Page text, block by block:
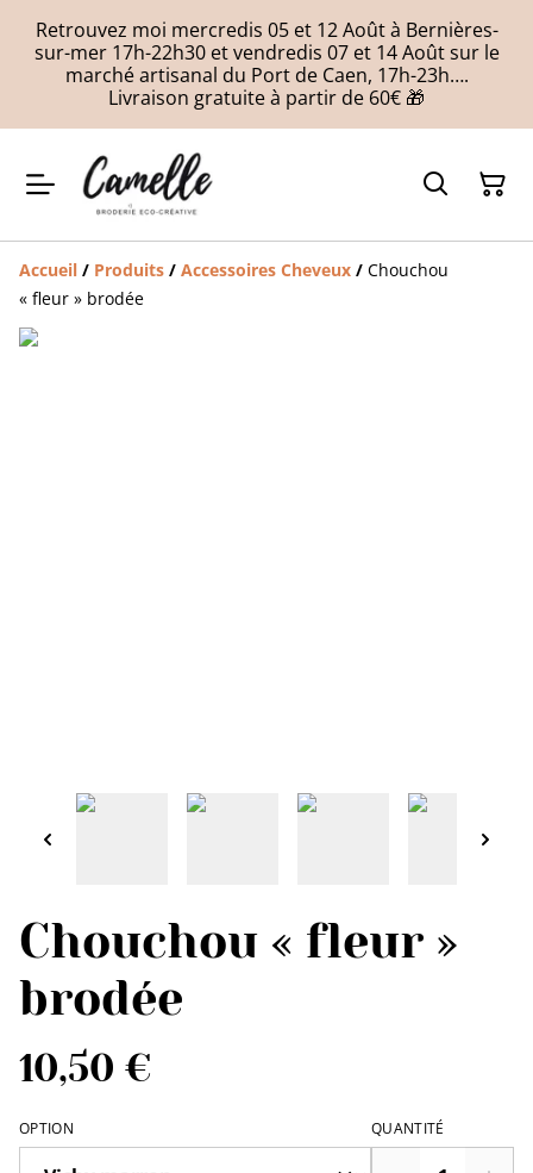
Retrouvez moi mercredis 05 et 12 Août à Bernières-
sur-mer 17h-22h30 et vendredis 07 et 14 Août sur le
marché artisanal du Port de Caen, 17h-23h….
Livraison gratuite à partir de 60€ 🎁
Accueil / Produits / Accessoires Cheveux / Chouchou
« fleur » brodée
Chouchou « fleur »
brodée
10,50 €
OPTION QUANTITÉ